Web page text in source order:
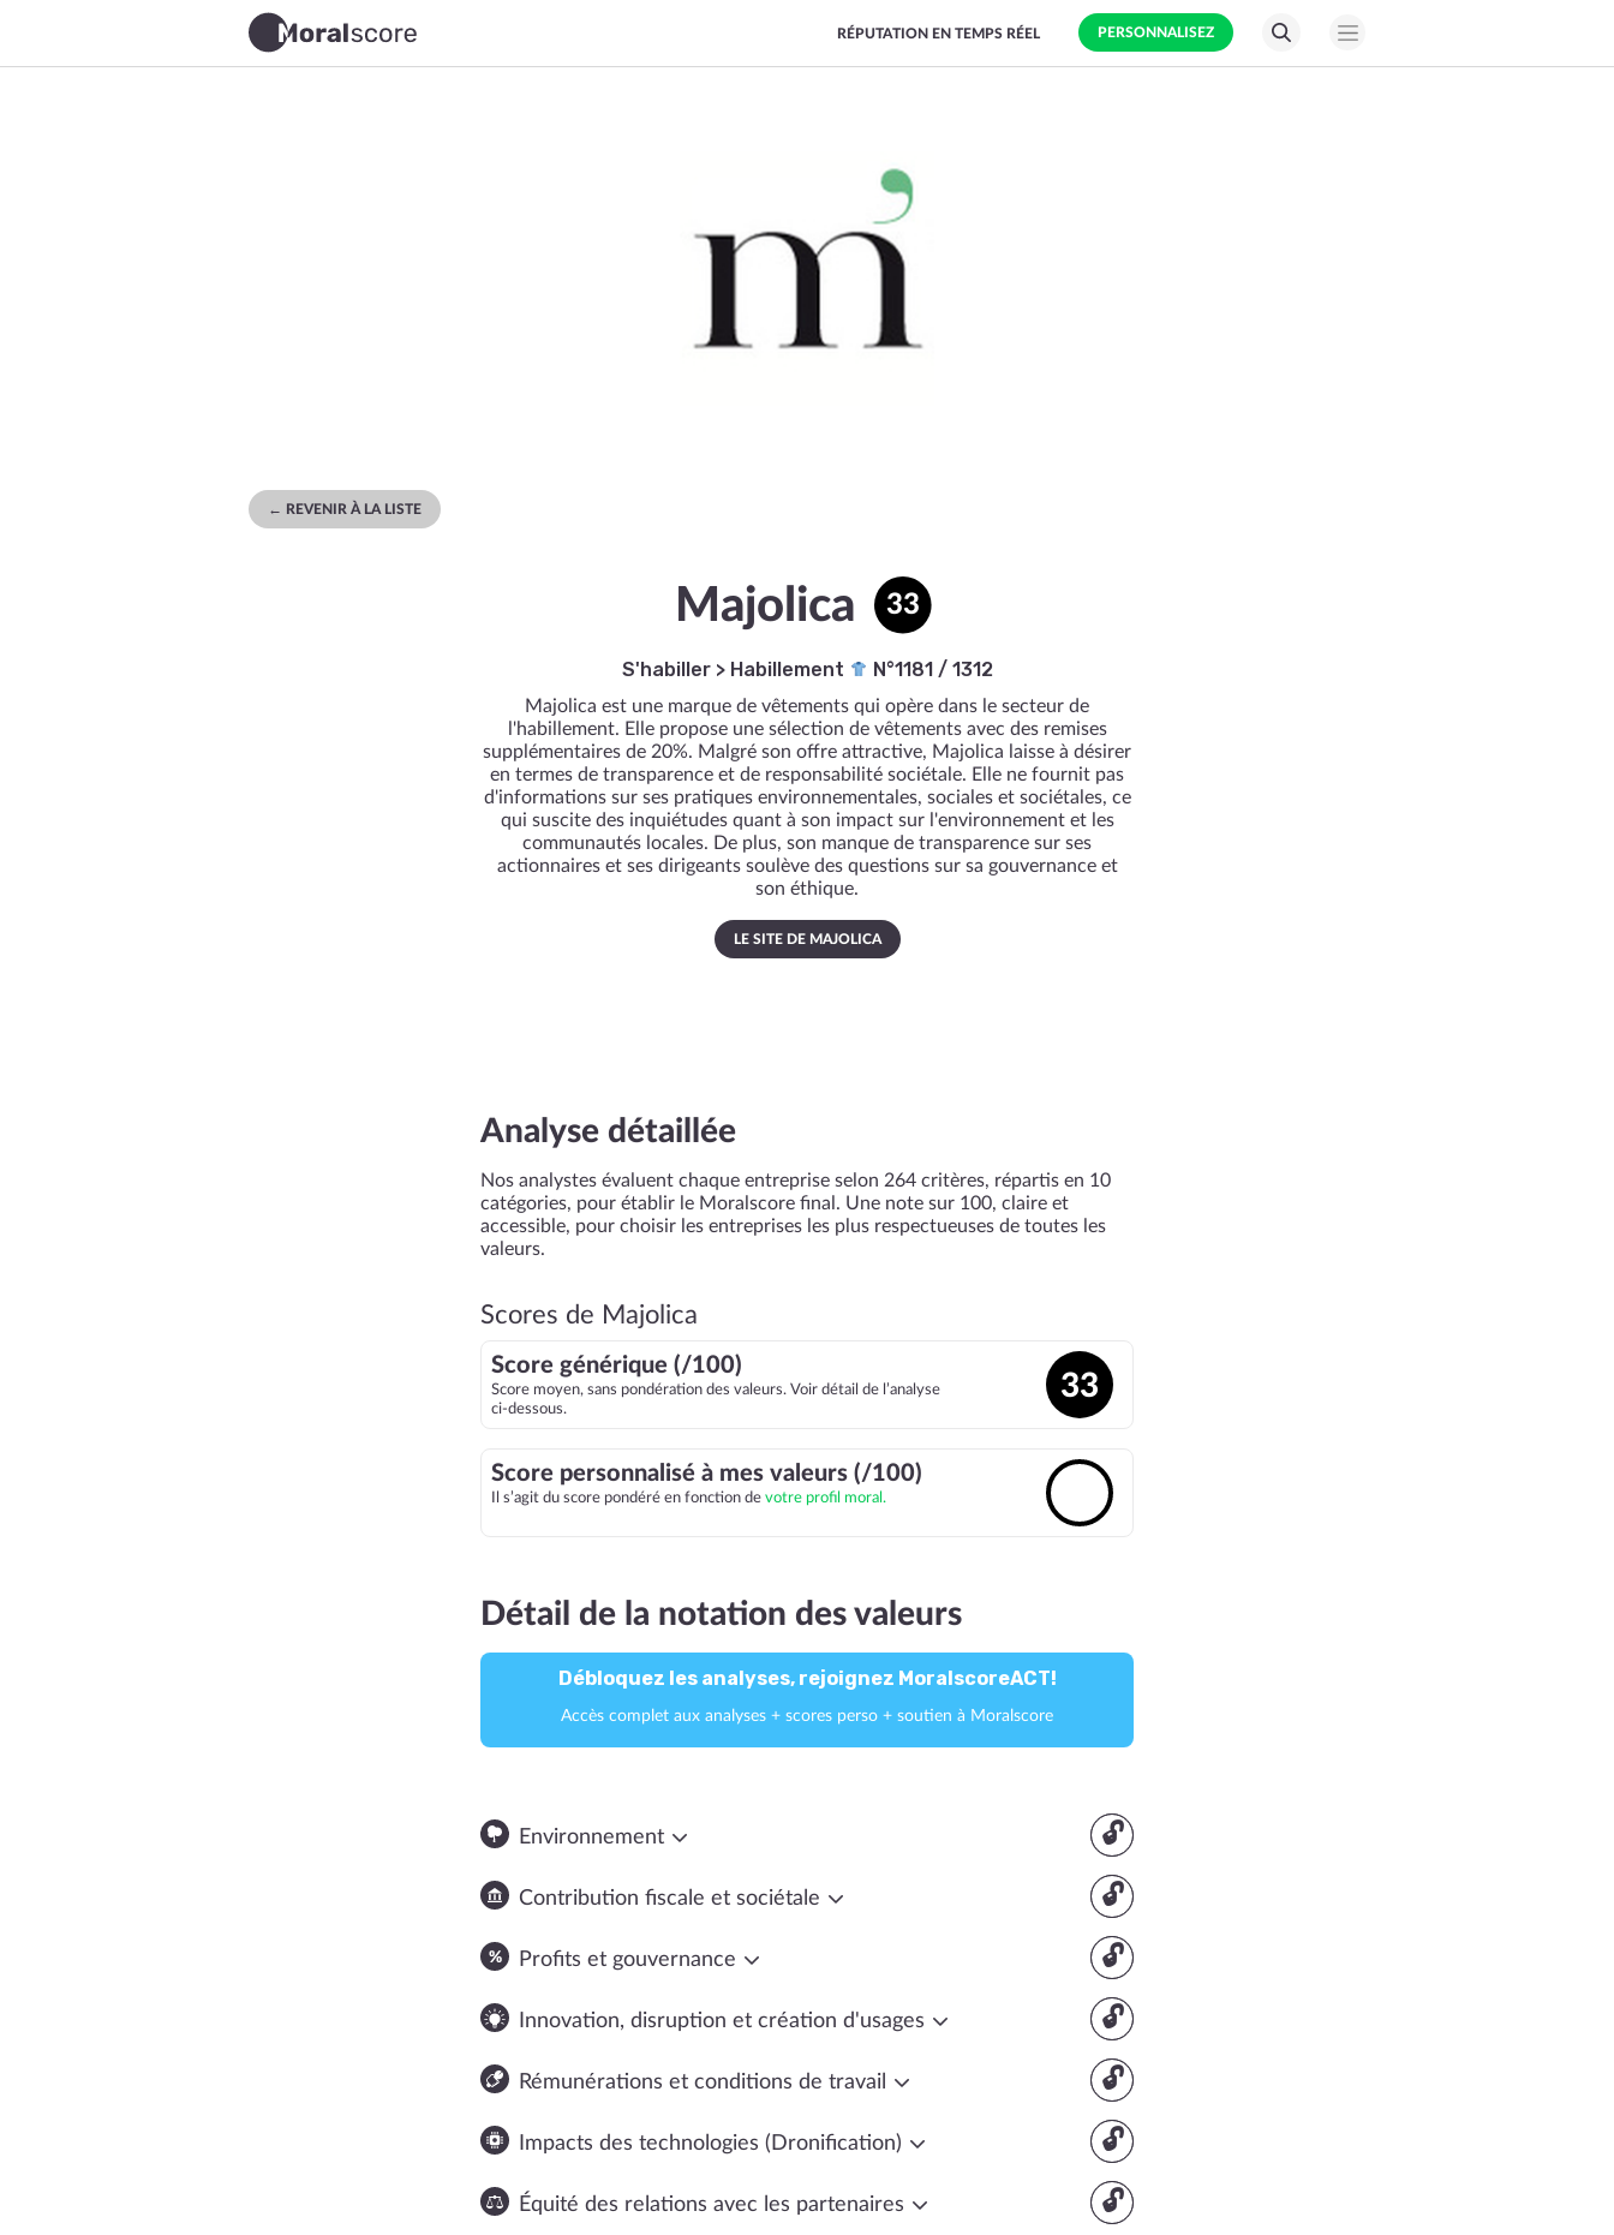
PERSONNALISEZ
RÉPUTATION EN TEMPS RÉEL
← REVENIR À LA LISTE
Majolica 33
S'habiller> Habillement N°1181 / 1312
Majolica est une marque de vêtements qui opère dans le secteur de
l'habillement. Elle propose une sélection de vêtements avec des remises
supplémentaires de 20%. Malgré son offre attractive, Majolica laisse à désirer
en termes de transparence et de responsabilité sociétale. Elle ne fournit pas
d'informations sur ses pratiques environnementales, sociales et sociétales, ce
qui suscite des inquiétudes quant à son impact sur l'environnement et les
communautés locales. De plus, son manque de transparence sur ses
actionnaires et ses dirigeants soulève des questions sur sa gouvernance et
son éthique.
LE SITE DE MAJOLICA
Analyse détaillée
Nos analystes évaluent chaque entreprise selon 264 critères, répartis en 10
catégories, pour établir le Moralscore final. Une note sur 100, claire et
accessible, pour choisir les entreprises les plus respectueuses de toutes les
valeurs.
Scores de Majolica
Score générique (/100)
Score moyen, sans pondération des valeurs. Voir détail de l’analyse
ci-dessous.
33
Score personnalisé à mes valeurs (/100)
Il s’agit du score pondéré en fonction de votre profil moral.
Détail de la notation des valeurs
Débloquez les analyses, rejoignez MoralscoreACT!
Accès complet aux analyses + scores perso + soutien à Moralscore
🔓
Environnement
🔓
Contribution fiscale et sociétale
🔓
Profits et gouvernance
🔓
Innovation, disruption et création d'usages
🔓
Rémunérations et conditions de travail
🔓
Impacts des technologies (Dronification)
🔓
Équité des relations avec les partenaires